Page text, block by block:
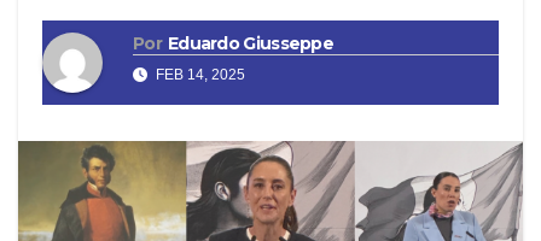
Por Eduardo Giusseppe
FEB 14, 2025